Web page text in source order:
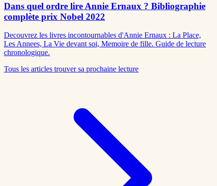
Dans quel ordre lire Annie Ernaux ? Bibliographie
complète prix Nobel 2022
Decouvrez les livres incontournables d'Annie Ernaux : La Place,
Les Annees, La Vie devant soi, Memoire de fille. Guide de lecture
chronologique.
Tous les articles trouver sa prochaine lecture